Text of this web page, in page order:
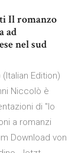
Il romanzo
ad
nel sud
Edition)
Niccolò è
di "Io
a romanzi
Download von